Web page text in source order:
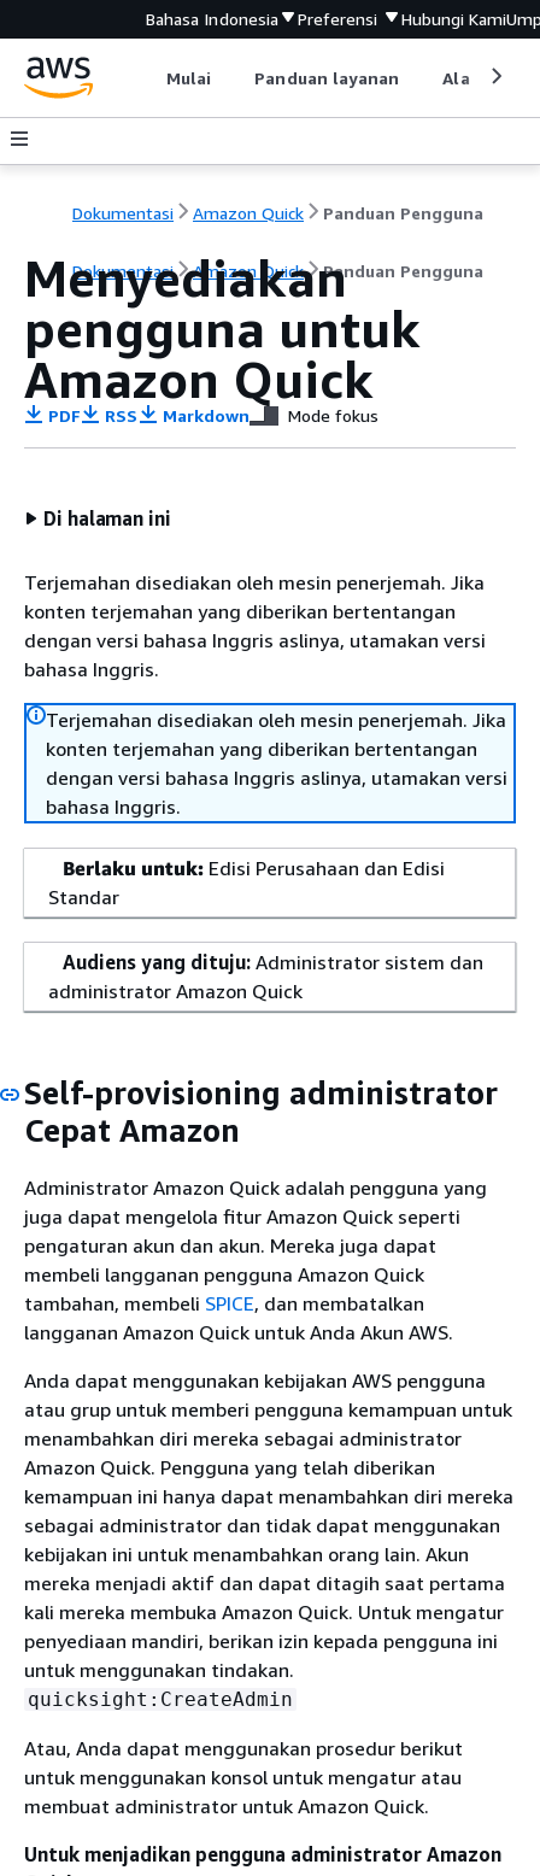
Bahasa Indonesia Preferensi Hubungi Kami
Mulai Panduan layanan Alat
Dokumentasi Amazon Quick Panduan Pengguna
Dokumentasi Amazon Quick Panduan Pengguna
Menyediakan
pengguna untuk
Amazon Quick
PDF RSS Markdown Mode fokus
Di halaman ini
Terjemahan disediakan oleh mesin penerjemah. Jika
konten terjemahan yang diberikan bertentangan
dengan versi bahasa Inggris aslinya, utamakan versi
bahasa Inggris.
Terjemahan disediakan oleh mesin penerjemah. Jika
konten terjemahan yang diberikan bertentangan
dengan versi bahasa Inggris aslinya, utamakan versi
bahasa Inggris.
Berlaku untuk: Edisi Perusahaan dan Edisi
Standar
Audiens yang dituju: Administrator sistem dan
administrator Amazon Quick
Self-provisioning administrator
Cepat Amazon
Administrator Amazon Quick adalah pengguna yang
juga dapat mengelola fitur Amazon Quick seperti
pengaturan akun dan akun. Mereka juga dapat
membeli langganan pengguna Amazon Quick
tambahan, membeli SPICE, dan membatalkan
langganan Amazon Quick untuk Anda Akun AWS.
Anda dapat menggunakan kebijakan AWS pengguna
atau grup untuk memberi pengguna kemampuan untuk
menambahkan diri mereka sebagai administrator
Amazon Quick. Pengguna yang telah diberikan
kemampuan ini hanya dapat menambahkan diri mereka
sebagai administrator dan tidak dapat menggunakan
kebijakan ini untuk menambahkan orang lain. Akun
mereka menjadi aktif dan dapat ditagih saat pertama
kali mereka membuka Amazon Quick. Untuk mengatur
penyediaan mandiri, berikan izin kepada pengguna ini
untuk menggunakan tindakan.
quicksight:CreateAdmin
Atau, Anda dapat menggunakan prosedur berikut
untuk menggunakan konsol untuk mengatur atau
membuat administrator untuk Amazon Quick.
Untuk menjadikan pengguna administrator Amazon